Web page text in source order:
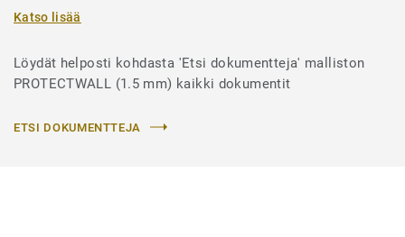
Katso lisää
Löydät helposti kohdasta 'Etsi dokumentteja' malliston
PROTECTWALL (1.5 mm) kaikki dokumentit
ETSI DOKUMENTTEJA